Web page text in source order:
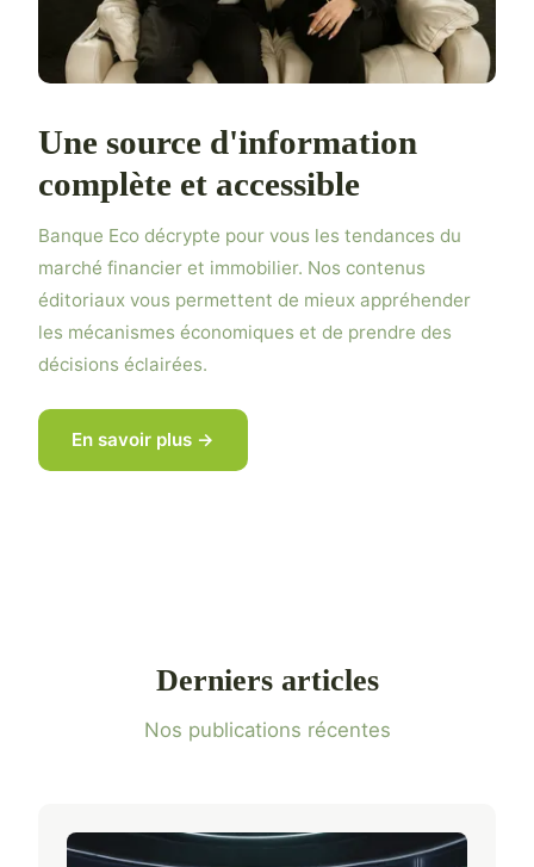
Une source d'information
complète et accessible
Banque Eco décrypte pour vous les tendances du
marché financier et immobilier. Nos contenus
éditoriaux vous permettent de mieux appréhender
les mécanismes économiques et de prendre des
décisions éclairées.
En savoir plus →
Derniers articles
Nos publications récentes